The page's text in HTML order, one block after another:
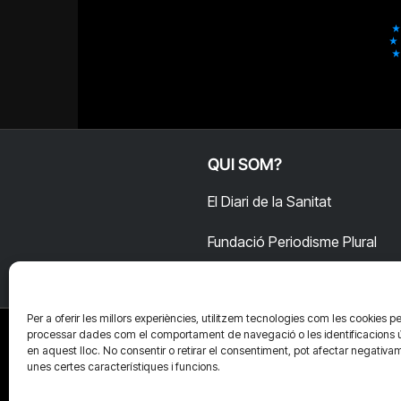
Per a oferir les millors experiències, utilitzem tecnologies com les cookies
processar dades com el comportament de navegació o les identificacions
en aquest lloc. No consentir o retirar el consentiment, pot afectar
unes certes característiques i funcions.
QUI SOM?
El Diari de la Sanitat
Fundació Periodisme Plural